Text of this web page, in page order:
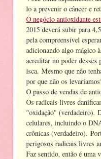
lo a prevenir o câncer e
O negócio antioxidante
2015 deverá subir para
pela compreensível
adicionando algo mágico
acreditar no poder desses
isca. Mesmo que não
por que não os
O passo de vendas de
Os radicais livres
"oxidação" (verdadeiro).
celulares, incluindo o
crônicas (verdadeiro).
perigosos radicais livres
Faz sentido, então é uma